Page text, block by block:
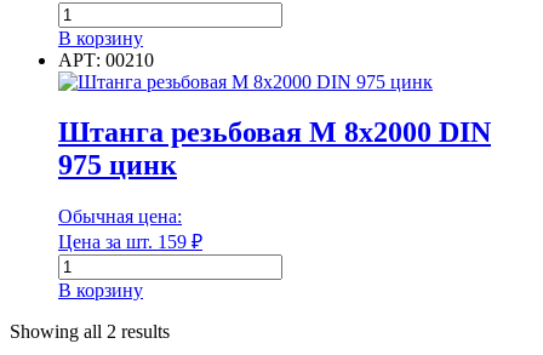
Диаметр наружный
Диаметр наружный
Диаметр внутренний
Диаметр внутренний
Длина
Количество
товара
Арматура
8
(6,0м)
В корзину
АРТ: 00210
Штанга резьбовая М 8х2000 DIN
975 цинк
Обычная цена:
Цена за шт. 159 ₽
Количество
товара
Штанга
резьбовая
В корзину
Showing all 2 results